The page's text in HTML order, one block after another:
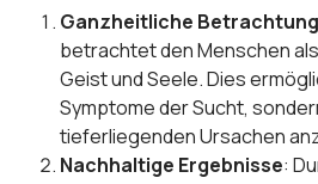
Ganzheitliche Betrachtung
betrachtet den Menschen
Geist und Seele. Dies
Symptome der Sucht,
tieferliegenden Ursachen
Nachhaltige Ergebnisse: